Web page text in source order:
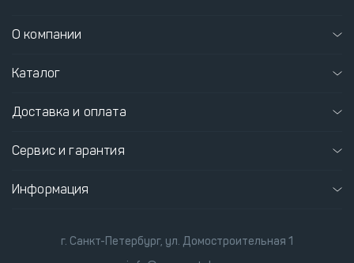
О компании
Каталог
Доставка и оплата
Сервис и гарантия
Информация
г. Санкт-Петербург, ул. Домостроительная 1